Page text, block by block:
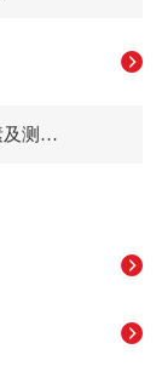
回弹法评定混凝土抗压强度的主要影响因素及测强曲线研究